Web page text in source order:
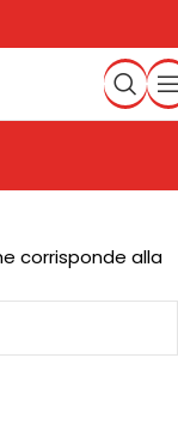
corrisponde alla